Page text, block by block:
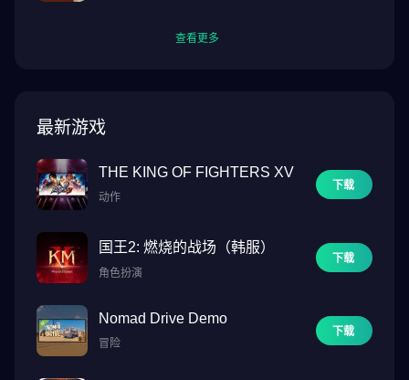
查看更多
最新游戏
THE KING OF FIGHTERS XV
动作
下载
国王2: 燃烧的战场（韩服）
角色扮演
下载
Nomad Drive Demo
冒险
下载